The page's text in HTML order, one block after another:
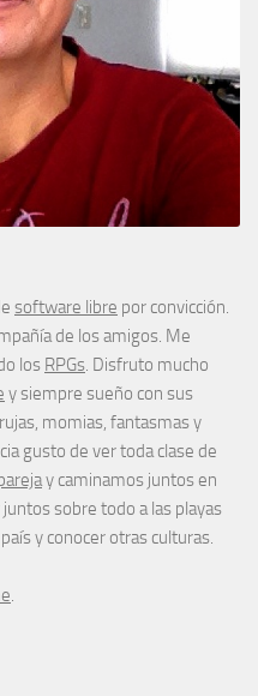
software libre por convicción.
de los amigos. Me
los RPGs. Disfruto mucho
y siempre sueño con sus
momias, fantasmas y
gusto de ver toda clase de
y caminamos juntos en
sobre todo a las playas
y conocer otras culturas.
.